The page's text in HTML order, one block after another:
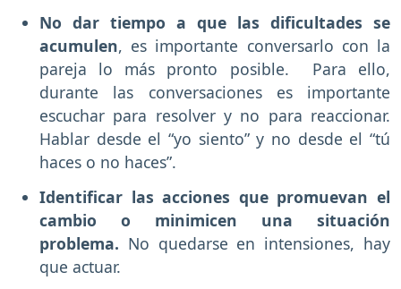
No dar tiempo a que las dificultades se
acumulen, es importante conversarlo con la
pareja lo más pronto posible. Para ello,
durante las conversaciones es importante
escuchar para resolver y no para reaccionar.
Hablar desde el “yo siento” y no desde el “tú
haces o no haces”.
Identificar las acciones que promuevan el
cambio o minimicen una situación
problema. No quedarse en intensiones, hay
que actuar.